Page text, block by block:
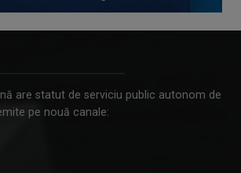
are statut de serviciu public autonom de
pe nouă canale: